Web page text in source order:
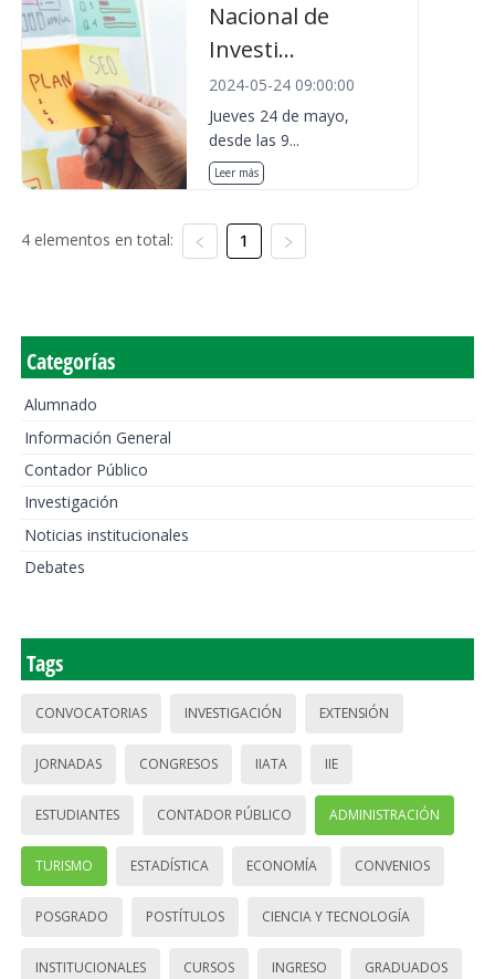
Nacional de
Investi...
2024-05-24 09:00:00
Jueves 24 de mayo,
desde las 9...
Leer más
4 elementos en total: 1
Categorías
Alumnado
Información General
Contador Público
Investigación
Noticias institucionales
Debates
Tags
CONVOCATORIAS INVESTIGACIÓN EXTENSIÓN
JORNADAS CONGRESOS IIATA IIE
ESTUDIANTES CONTADOR PÚBLICO ADMINISTRACIÓN
TURISMO ESTADÍSTICA ECONOMÍA CONVENIOS
POSGRADO POSTÍTULOS CIENCIA Y TECNOLOGÍA
INSTITUCIONALES CURSOS INGRESO GRADUADOS